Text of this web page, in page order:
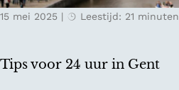
n
Tips voor 24 uur in Gent
15 mei 2025 | Leestijd: 21 minuten